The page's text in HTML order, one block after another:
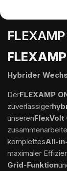
Hybrider
DerFLEXAMP
zuverlässiger
unserenFlexVolt
komplettesAll-
maximaler
Grid-Funktion